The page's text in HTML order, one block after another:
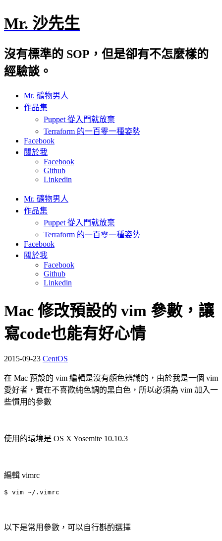
Mr. 沙先生
沒有標準的 SOP，但是卻有不怎麼樣的
經驗談。
Mr. 礦物男人
作品集
Puppet 從入門就放棄
Terraform 的一百零一種姿勢
Facebook
關於我
Facebook
Github
Linkedin
Mr. 礦物男人
作品集
Puppet 從入門就放棄
Terraform 的一百零一種姿勢
Facebook
關於我
Facebook
Github
Linkedin
Mac 修改預設的 vim 參數，讓
寫code也能有好心情
2015-09-23 CentOS
在 Mac 預設的 vim 編輯是沒有顏色辨識的，由於我是一個 vim
愛好者，實在不喜歡純色調的黑白色，所以必須為 vim 加入一
些慣用的參數
使用的環境是 OS X Yosemite 10.10.3
編輯 vimrc
以下是常用參數，可以自行斟酌選擇